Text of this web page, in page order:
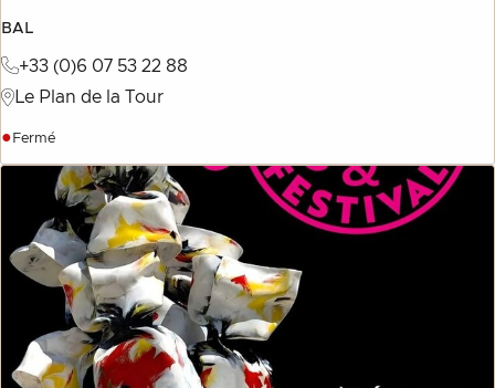
BAL
+33 (0)6 07 53 22 88
Le Plan de la Tour
● Fermé